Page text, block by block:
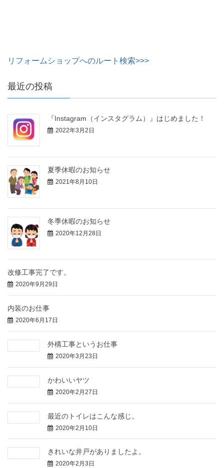
リフォームショップへのルート検索>>>
最近の投稿
『Instagram（インスタグラム）』はじめました！
2022年3月2日
夏季休暇のお知らせ
2021年8月10日
冬季休暇のお知らせ
2020年12月28日
改修工事完了です。
2020年9月29日
内装のお仕事
2020年6月17日
外構工事というお仕事
2020年3月23日
かわいいヤツ
2020年2月27日
最近のトイレはこんな感じ。
2020年2月10日
きれいな井戸がありましたよ。
2020年2月3日